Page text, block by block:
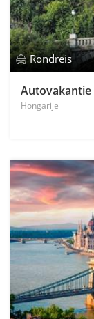
Rondreis
Hongarije